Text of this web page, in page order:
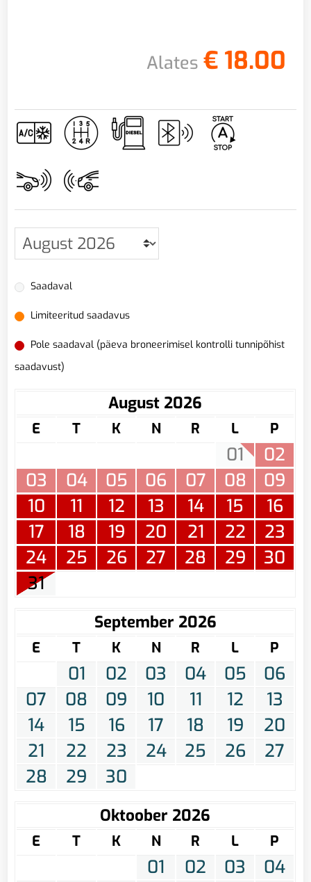
Alates € 18.00
Saadaval
Limiteeritud saadavus
Pole saadaval (päeva broneerimisel kontrolli tunnipõhist
saadavust)
August 2026
E T K N R L P
01
02
03
04 05 06 07 08
09
10
11 12 13 14 15
16
17
18 19 20 21 22
23
24
25 26 27 28 29
30
31
September 2026
E T K N R L P
01 02 03 04 05
06
07
08 09 10 11 12
13
14
15 16 17 18 19
20
21
22 23 24 25 26
27
28
29 30
Oktoober 2026
E T K N R L P
01 02 03
04